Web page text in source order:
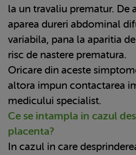
la un travaliu prematur. De
aparea dureri abdominal
variabila, pana la aparitia
risc de nastere prematura.
Oricare din aceste
altora impun contactarea
medicului specialist.
Ce se intampla in cazul
placenta?
In cazul in care